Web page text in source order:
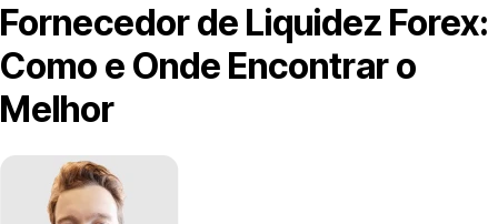
Fornecedor de Liquidez Forex:
Como e Onde Encontrar o
Melhor